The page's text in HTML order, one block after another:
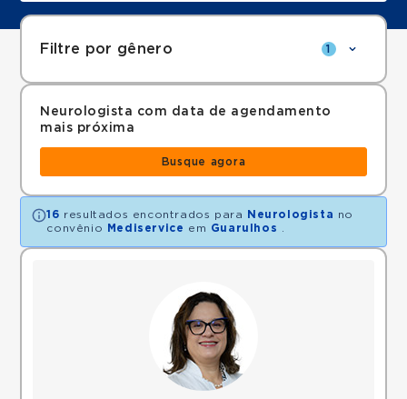
Filtre por gênero 1
Neurologista com data de agendamento
mais próxima
Busque agora
16 resultados encontrados para Neurologista no
convênio
Mediservice em Guarulhos